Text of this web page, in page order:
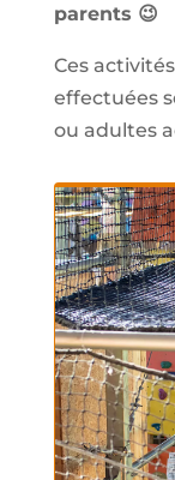
parents 😉
Ces
effectuées
ou adultes